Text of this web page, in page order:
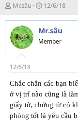
T
h
r
e
a
d
s
t
a
r
t
e
r
Mr.sâu
N
g
à
y
g
i
12/6/18
Mr.sâu
Member
12/6/18
Chắc chắn các bạn
ở vị trí nào cũng là
giấy tờ, chứng từ có
phòng tốt là yêu cầu